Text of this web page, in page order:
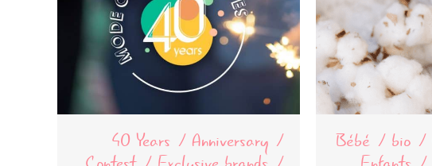
40 Years
Anniversary
Bébé bio